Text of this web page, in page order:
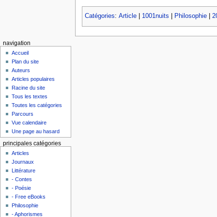
Catégories: Article| 1001nuits Philosophie|
navigation
Accueil
Plan du site
Auteurs
Articles populaires
Racine du site
Tous les textes
Toutes les catégories
Parcours
Vue calendaire
Une page au hasard
principales catégories
Articles
Journaux
Littérature
- Contes
- Poésie
- Free eBooks
Philosophie
- Aphorismes